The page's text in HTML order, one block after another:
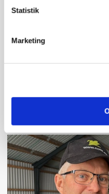
Statistik
Marketing
Fra mark til mur: